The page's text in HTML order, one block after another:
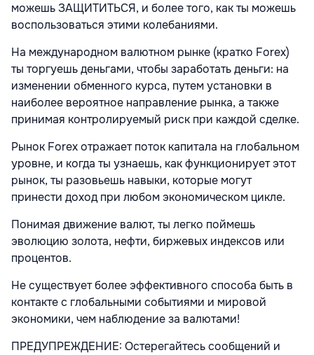
можешьЗАЩИТИТЬСЯ, и более того, как ты можешь
воспользоваться этими колебаниями.
На международном валютном рынке (кратко Forex)
ты торгуешь деньгами, чтобы заработать деньги: на
изменении обменного курса, путем установки в
наиболее вероятное направление рынка, а также
принимая контролируемый риск при каждой сделке.
Рынок Forex отражает поток капитала на глобальном
уровне, и когда ты узнаешь, как функционирует этот
рынок, ты разовьешь навыки, которые могут
принести доход при любом экономическом цикле.
Понимая движение валют, ты легко поймешь
эволюцию золота, нефти, биржевых индексов или
процентов.
Не существует более эффективного способа быть в
контакте с глобальными событиями и мировой
экономики, чем наблюдение за валютами!
ПРЕДУПРЕЖДЕНИЕ: Остерегайтесь сообщений и